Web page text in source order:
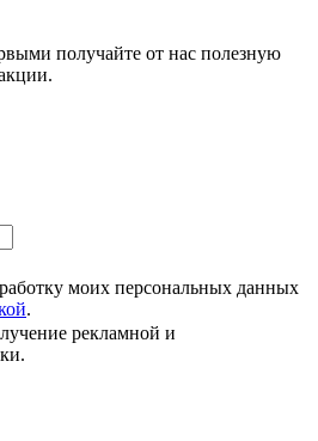
получайте от нас полезную
моих персональных данных
.
рекламной и